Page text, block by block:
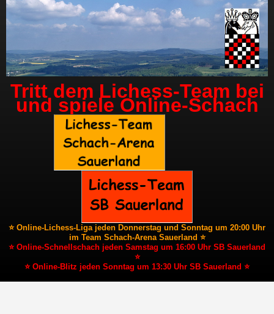
Tritt dem Lichess-Team bei
und spiele Online-Schach
⭐ Online-Lichess-Liga jeden Donnerstag und Sonntag um 20:00 Uhr
im Team Schach-Arena Sauerland ⭐
⭐ Online-Schnellschach jeden Samstag um 16:00 Uhr SB Sauerland
⭐
⭐ Online-Blitz jeden Sonntag um 13:30 Uhr SB Sauerland ⭐